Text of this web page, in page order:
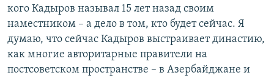
кого Кадыров называл 15 лет назад своим
наместником – а дело в том, кто будет сейчас. Я
думаю, что сейчас Кадыров выстраивает династию,
как многие авторитарные правители на
постсоветском пространстве – в Азербайджане и